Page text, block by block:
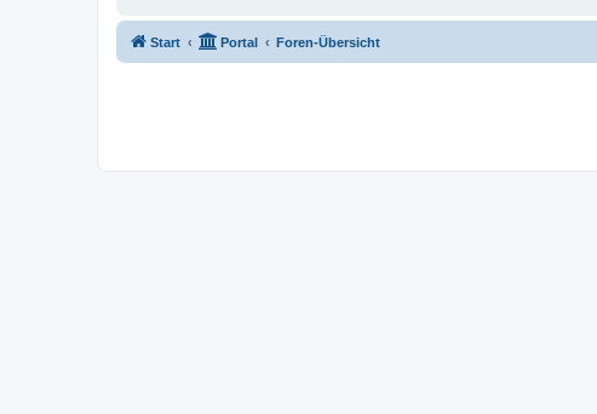
Start Portal Foren-Übersicht